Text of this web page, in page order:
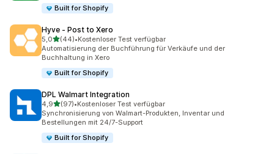
Built for Shopify
Hyve ‑ Post to Xero
5,0von 5 Sternen
(44)
44 Rezensionen insgesamt
•Kostenloser Test verfügbar
Automatisierung der Buchführung für Verkäufe und der
Buchhaltung in Xero
Built for Shopify
DPL Walmart Integration
4,9von 5 Sternen
(97)
97 Rezensionen insgesamt
•Kostenloser Test verfügbar
Synchronisierung von Walmart-Produkten, Inventar und
Bestellungen mit 24/7-Support
Built for Shopify